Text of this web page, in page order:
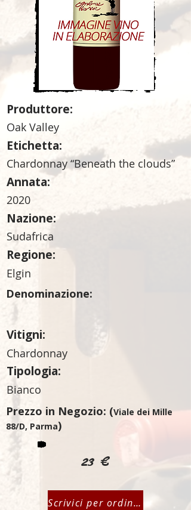
Produttore:
Oak Valley
Etichetta:
Chardonnay “Beneath the clouds”
Annata:
2020
Nazione:
Sudafrica
Regione:
Elgin
Denominazione:
Vitigni:
Chardonnay
Tipologia:
Bianco
Prezzo in Negozio: (Viale dei Mille
88/D, Parma)
23 €
Scrivici per ordinare